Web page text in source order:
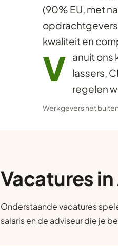
(90% EU, met
opdrachtgevers
kwaliteit en
V anuit ons
lassers,
regelen
Werkgevers net
Vacatures
Onderstaande vacatures
salaris en de adviseur die je